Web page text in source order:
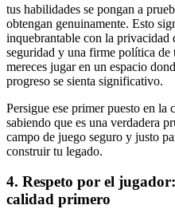
tus habilidades se pongan a
obtengan genuinamente. Esto
inquebrantable con la privacidad
seguridad y una firme política de
mereces jugar en un espacio
progreso se sienta significativo.
Persigue ese primer puesto en la
sabiendo que es una verdadera
campo de juego seguro y justo
construir tu legado.
4. Respeto por el
calidad primero